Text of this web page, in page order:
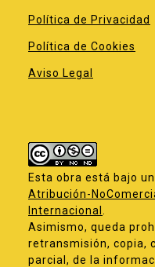
Política de Privacidad
Política de Cookies
Aviso Legal
Esta obra está bajo
Atribución-
Internacional
Asimismo, queda
retransmisión, copia,
parcial, de la